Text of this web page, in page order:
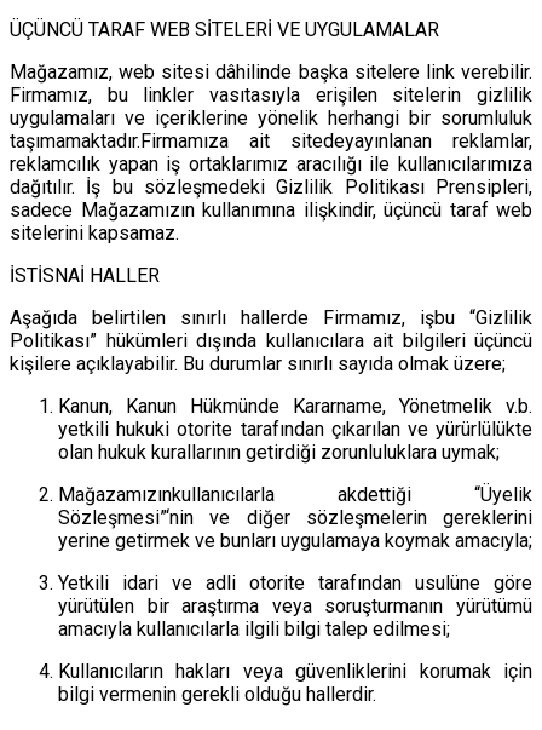
ÜÇÜNCÜ TARAF WEB SİTELERİ VE UYGULAMALAR
Mağazamız, web sitesi dâhilinde başka sitelere link verebilir.
Firmamız, bu linkler vasıtasıyla erişilen sitelerin gizlilik
uygulamaları ve içeriklerine yönelik herhangi bir sorumluluk
taşımamaktadır.Firmamıza ait sitedeyayınlanan reklamlar,
reklamcılık yapan iş ortaklarımız aracılığı ile kullanıcılarımıza
dağıtılır. İş bu sözleşmedeki Gizlilik Politikası Prensipleri,
sadece Mağazamızın kullanımına ilişkindir, üçüncü taraf web
sitelerini kapsamaz.
İSTİSNAİ HALLER
Aşağıda belirtilen sınırlı hallerde Firmamız, işbu “Gizlilik
Politikası” hükümleri dışında kullanıcılara ait bilgileri üçüncü
kişilere açıklayabilir. Bu durumlar sınırlı sayıda olmak üzere;
Kanun, Kanun Hükmünde Kararname, Yönetmelik v.b.
yetkili hukuki otorite tarafından çıkarılan ve yürürlülükte
olan hukuk kurallarının getirdiği zorunluluklara uymak;
Mağazamızınkullanıcılarla akdettiği “Üyelik
Sözleşmesi”‘nin ve diğer sözleşmelerin gereklerini
yerine getirmek ve bunları uygulamaya koymak amacıyla;
Yetkili idari ve adli otorite tarafından usulüne göre
yürütülen bir araştırma veya soruşturmanın yürütümü
amacıyla kullanıcılarla ilgili bilgi talep edilmesi;
Kullanıcıların hakları veya güvenliklerini korumak için
bilgi vermenin gerekli olduğu hallerdir.